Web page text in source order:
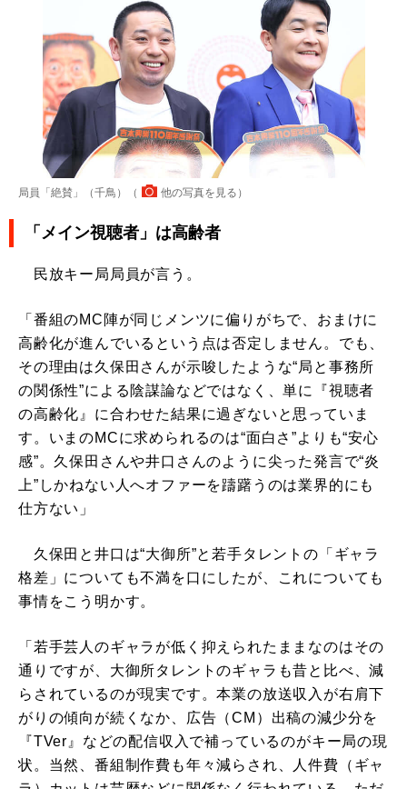
局員「絶賛」（千鳥）（ 他の写真を見る ）
「メイン視聴者」は高齢者
民放キー局局員が言う。
「番組のMC陣が同じメンツに偏りがちで、おまけに
高齢化が進んでいるという点は否定しません。でも、
その理由は久保田さんが示唆したような“局と事務所
の関係性”による陰謀論などではなく、単に『視聴者
の高齢化』に合わせた結果に過ぎないと思っていま
す。いまのMCに求められるのは“面白さ”よりも“安心
感”。久保田さんや井口さんのように尖った発言で“炎
上”しかねない人へオファーを躊躇うのは業界的にも
仕方ない」
久保田と井口は“大御所”と若手タレントの「ギャラ
格差」についても不満を口にしたが、これについても
事情をこう明かす。
「若手芸人のギャラが低く抑えられたままなのはその
通りですが、大御所タレントのギャラも昔と比べ、減
らされているのが現実です。本業の放送収入が右肩下
がりの傾向が続くなか、広告（CM）出稿の減少分を
『TVer』などの配信収入で補っているのがキー局の現
状。当然、番組制作費も年々減らされ、人件費（ギャ